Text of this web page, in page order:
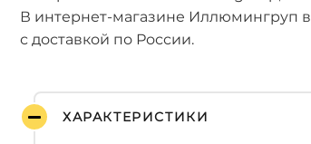
В интернет-магазине Иллюмингруп
с доставкой по России.
ХАРАКТЕРИСТИКИ